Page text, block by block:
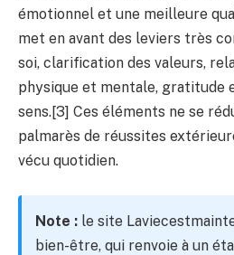
émotionnel et une meilleure
met en avant des leviers très
soi, clarification des valeurs,
physique et mentale, gratitude
sens.[3] Ces éléments ne se
palmarès de réussites
vécu quotidien.
Note : le site
bien-être, qui renvoie à un